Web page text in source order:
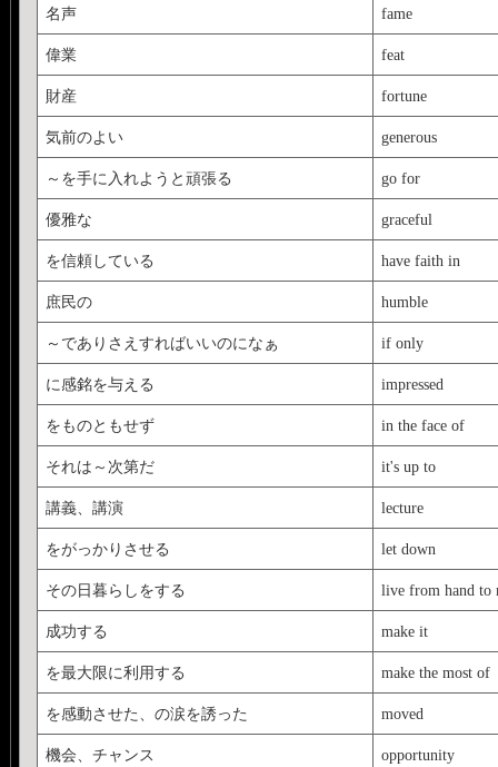
名声 fame
偉業 feat
財産 fortune
気前のよい generous
～を手に入れようと頑張る go for
優雅な graceful
を信頼している have faith in
庶民の humble
～でありさえすればいいのになぁ if only
に感銘を与える impressed
をものともせず in the face of
それは～次第だ it's up to
講義、講演 lecture
をがっかりさせる let down
その日暮らしをする live from hand to
成功する make it
を最大限に利用する make the most of
を感動させた、の涙を誘った moved
機会、チャンス opportunity